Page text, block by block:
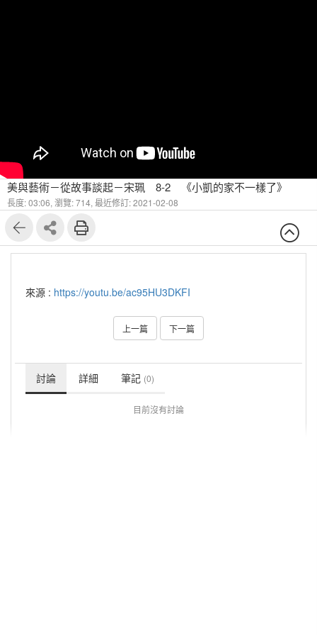
美與藝術－從故事談起－宋珮 8-2 《⼩凱的家不⼀樣了》
長度: 03:06, 瀏覽: 714, 最近修訂: 2021-02-08
來源 : https://youtu.be/ac95HU3DKFI
上一篇 下一篇
討論 詳細 筆記 (0)
目前沒有討論